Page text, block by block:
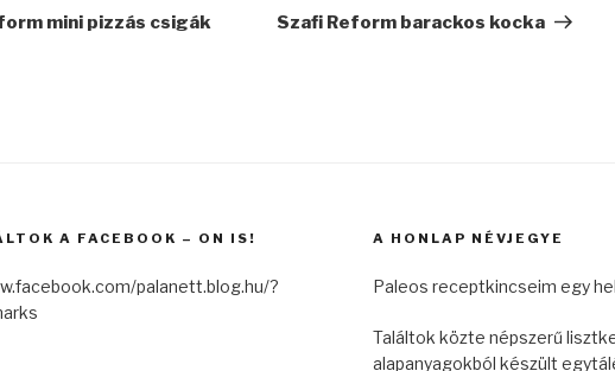
mini pizzás csigák Szafi Reform barackos kocka
A FACEBOOK – ON IS!
palanett.blog.hu/?
A HONLAP NÉVJEGYE
Paleos receptkincseim egy
Találtok közte népszerű
alapanyagokból készült